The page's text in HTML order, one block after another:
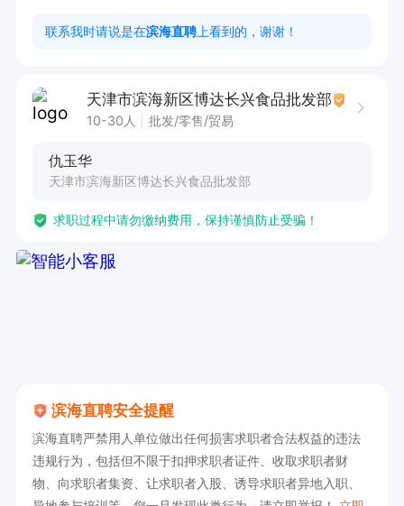
5. 收集客户反馈信息，及时向公司汇报配送过程
任职要求：
高效完成配送任务。
流程者更佳。
3. 吃苦耐劳，能够承受较大的工作压力，适应高
送服务体验。
联系我时请说是在滨海直聘 上看到的，谢谢！
天津市滨海新区博达长兴食品批发部
10-30人 批发/零售/贸易
仇玉华
天津市滨海新区博达长兴食品批发部
求职过程中请勿缴纳费用，保持谨慎防止受骗！
滨海直聘安全提醒
滨海直聘严禁用人单位做出任何损害求职者合法权益的违法
违规行为，包括但不限于扣押求职者证件、收取求职者财
物、向求职者集资、让求职者入股、诱导求职者异地入职、